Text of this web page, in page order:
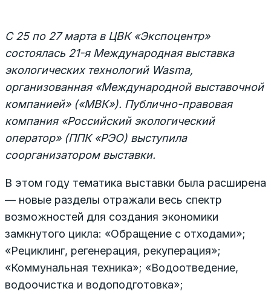
C25 по 27 марта в ЦВК «Экспоцентр»
состоялась 21-я Международная выставка
экологических технологий Wasma,
организованная «Международной выставочной
компанией» («МВК»). Публично-правовая
компания «Российский экологический
оператор» (ППК «РЭО) выступила
соорганизатором выставки.
В этом году тематика выставки была расширена
— новые разделы отражали весь спектр
возможностей для создания экономики
замкнутого цикла: «Обращение с отходами»;
«Рециклинг, регенерация, рекуперация»;
«Коммунальная техника»; «Водоотведение,
водоочистка и водоподготовка»;